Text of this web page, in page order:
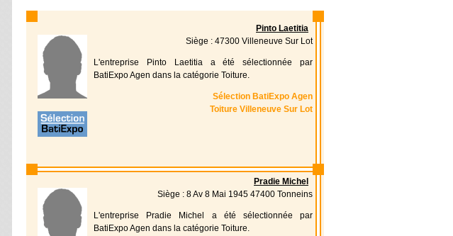
Pinto Laetitia
Siège : 47300 Villeneuve Sur Lot
L'entreprise Pinto Laetitia a été sélectionnée par
BatiExpo Agen dans la catégorie Toiture.
Sélection BatiExpo Agen
Toiture Villeneuve Sur Lot
Pradie Michel
Siège : 8 Av 8 Mai 1945 47400 Tonneins
L'entreprise Pradie Michel a été sélectionnée par
BatiExpo Agen dans la catégorie Toiture.